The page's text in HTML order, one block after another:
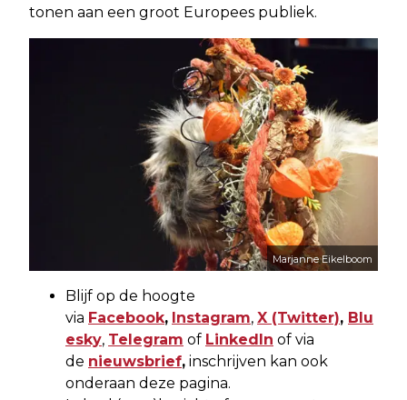
tonen aan een groot Europees publiek.
Marjanne Eikelboom
Blijf op de hoogte
via Facebook, Instagram, X (Twitter), Blu
esky, Telegram of LinkedIn of via
de nieuwsbrief, inschrijven kan ook
onderaan deze pagina.